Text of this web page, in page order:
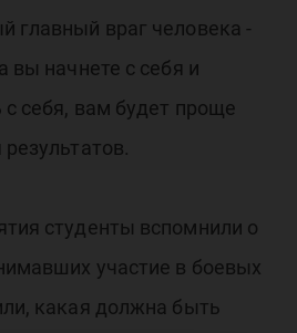
главный враг человека -
вы начнете с себя и
с себя, вам будет проще
студенты вспомнили о
участие в боевых
какая должна быть